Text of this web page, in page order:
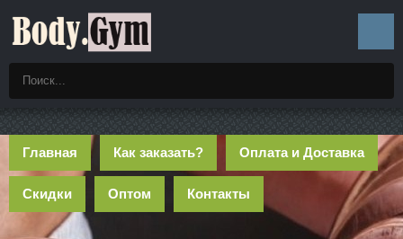
Главная Как заказать? Оплата и Доставка
Скидки Оптом Контакты